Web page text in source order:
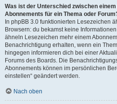
Was ist der Unterschied zwischen
Abonnements für ein Thema oder
In phpBB 3.0 funktionierten Lesezeichen
Browsern: du bekamst keine
ähneln Lesezeichen mehr einem
Benachrichtigung erhalten, wenn ein
hingegen informieren dich bei einer
Forums des Boards. Die
Abonnements können im persönlichen
einstellen“ geändert werden.
Nach oben